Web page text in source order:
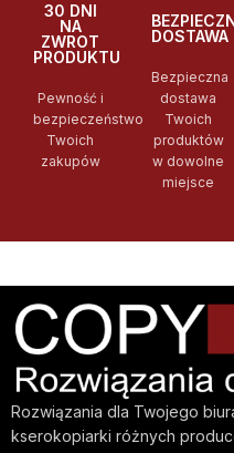
30 DNI
NA
ZWROT
PRODUKTU
Pewność i
bezpieczeństwo
Twoich
zakupów
DOSTAWA
Bezpieczna
dostawa
Twoich
produktów
w dowolne
miejsce
Rozwiązania dla Twojego
kserokopiarki różnych